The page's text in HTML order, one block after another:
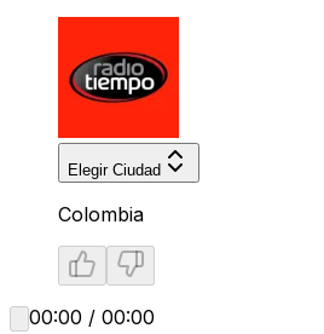
Elegir Ciudad
Colombia
00:00 / 00:00